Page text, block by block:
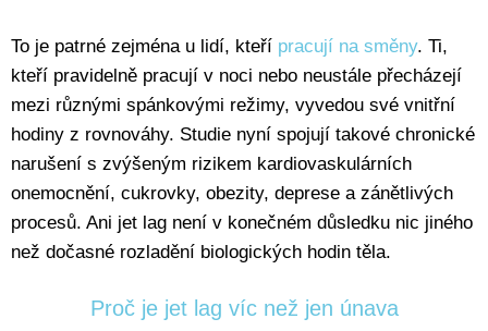
To je patrné zejména u lidí, kteří pracují na směny. Ti,
kteří pravidelně pracují v noci nebo neustále přecházejí
mezi různými spánkovými režimy, vyvedou své vnitřní
hodiny z rovnováhy. Studie nyní spojují takové chronické
narušení s zvýšeným rizikem kardiovaskulárních
onemocnění, cukrovky, obezity, deprese a zánětlivých
procesů. Ani jet lag není v konečném důsledku nic jiného
než dočasné rozladění biologických hodin těla.
Proč je jet lag víc než jen únava